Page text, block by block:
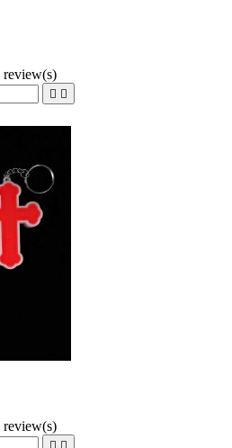
review(s)
 
review(s)